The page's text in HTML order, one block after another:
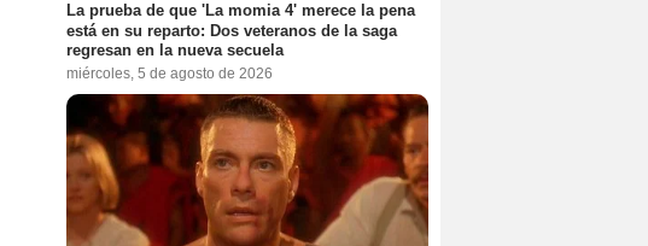
La prueba de que 'La momia 4' merece la pena
está en su reparto: Dos veteranos de la saga
regresan en la nueva secuela
miércoles, 5 de agosto de 2026